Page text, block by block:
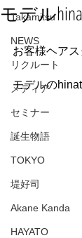
Takamitsu
NEWS
リクルート
メディア
セミナー
誕生物語
TOKYO
堤好司
Akane Kanda
HAYATO
モデル
お客様ヘアス
モデルの